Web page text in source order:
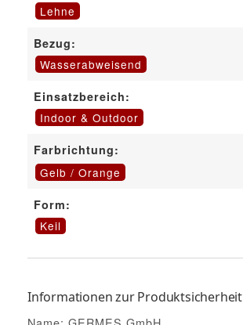
Lehne
Bezug:
Wasserabweisend
Einsatzbereich:
Indoor & Outdoor
Farbrichtung:
Gelb / Orange
Form:
Keil
Informationen zur Produktsicherheit